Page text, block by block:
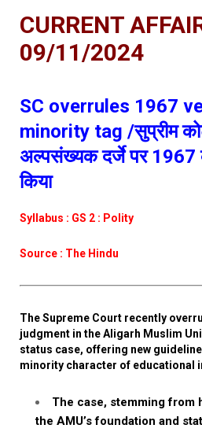
CURRENT
09/11/2024
SC overrules 1967
minority tag /सुप्रीम
अल्पसंख्यक दर्जे पर
किया
Syllabus : GS 2 : Polity
Source : The Hindu
The Supreme Court recently
judgment in the Aligarh Muslim
status case, offering new
minority character of educational
The case, stemming from
the AMU’s foundation and